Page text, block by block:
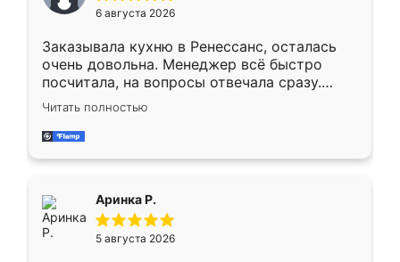
мебели буду заказывать только здесь.
6 августа 2026
Заказывала кухню в Ренессанс, осталась
очень довольна. Менеджер всё быстро
посчитала, на вопросы отвечала сразу.
Замерщик приехал в субботу, подошёл к
делу со всей ответственностью. Собрали
за день, ребята работали аккуратно, даже
Читать полностью
Аринка Р.
5 августа 2026